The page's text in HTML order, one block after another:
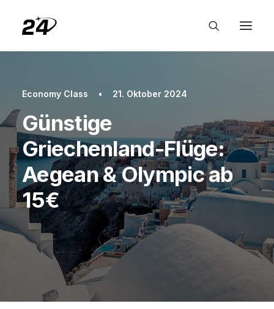
Economy Class • 21. Oktober 2024
Günstige
Griechenland-Flüge:
Aegean & Olympic ab
15€